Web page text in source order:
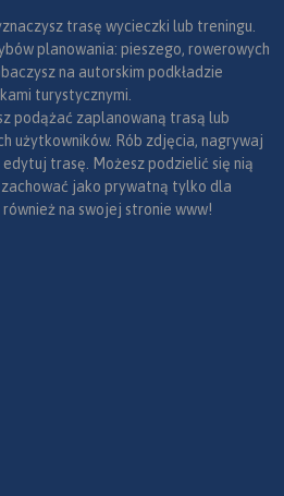
trasę wycieczki lub treningu.
planowania: pieszego, rowerowych
na autorskim podkładzie
turystycznymi.
podążać zaplanowaną trasą lub
użytkowników. Rób zdjęcia, nagrywaj
trasę. Możesz podzielić się nią
zachować jako prywatną tylko dla
na swojej stronie www!